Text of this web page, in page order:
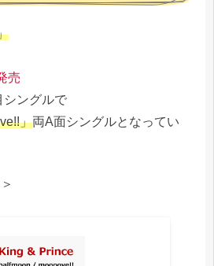
売
シングルで
」両A面シングルとなってい